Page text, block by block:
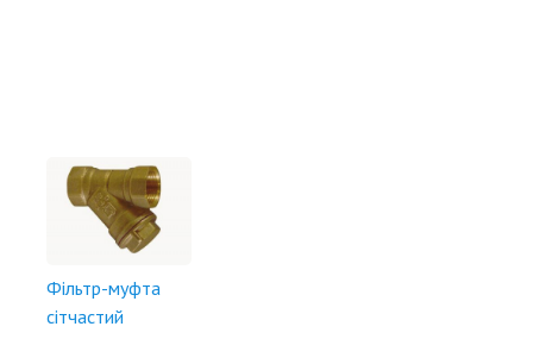
Фільтр-муфта
сітчастий